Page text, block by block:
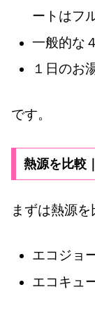
ートはフ
一般的な
１日のお
です。
熱源を比較
まずは熱源を
エコジョ
エコキュ